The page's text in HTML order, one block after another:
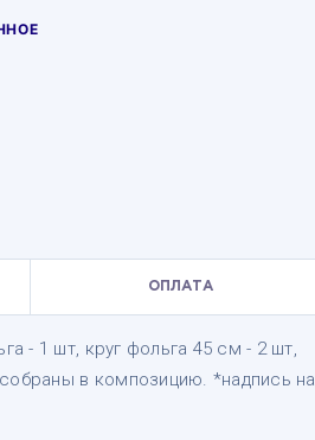
ОПЛАТА
- 1 шт, круг фольга 45 см - 2 шт,
в композицию. *надпись на